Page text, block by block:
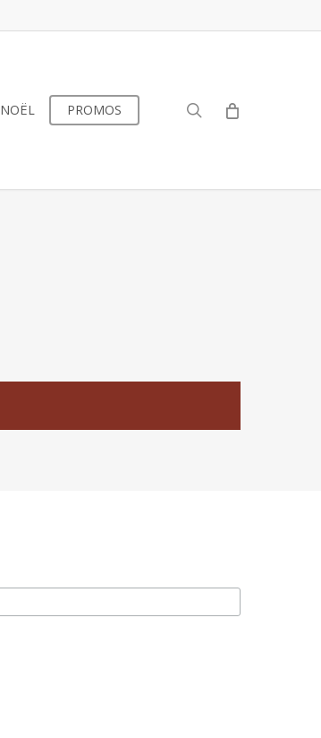
NOËL PROMOS search